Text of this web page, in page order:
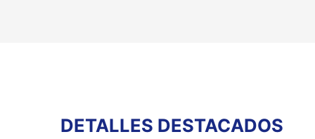
DETALLES DESTACADOS